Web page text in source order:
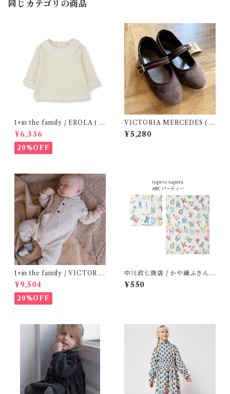
同じカテゴリの商品
1+in the family / EROLA ( 2
4m )
¥6,336
20%OFF
VICTORIA MERCEDES ( 2
9-34 / Testa )
¥5,280
1+in the family / VICTOR (
12m )
¥9,504
20%OFF
中川政七商店 / かや織ふきん (
tupera tupera ABCパーティ
ー)
¥550